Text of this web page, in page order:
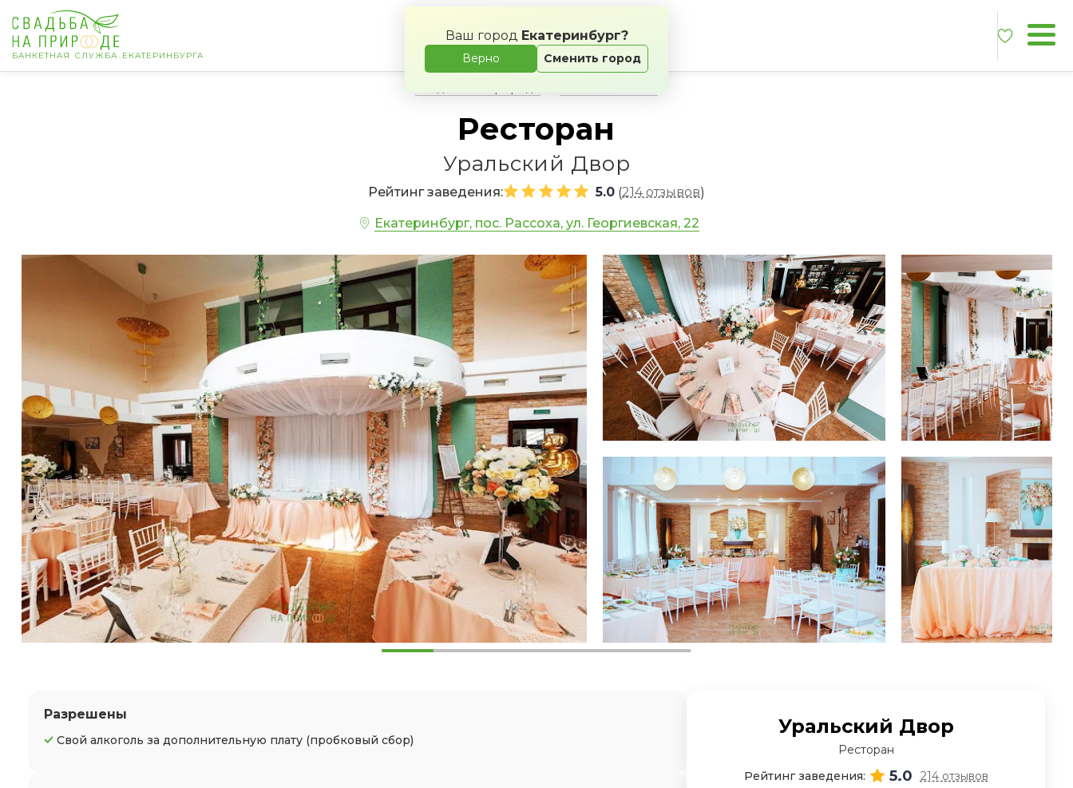
Ваш город Екатеринбург?
Верно Сменить город
БАНКЕТНАЯ СЛУЖБА ЕКАТЕРИНБУРГА
Выпускной
Новогодний корпоратив
Ресторан
Уральский Двор
Рейтинг заведения: 5.0 (214 отзывов)
Екатеринбург, пос. Рассоха, ул. Георгиевская, 22
Разрешены
Свой алкоголь за дополнительную плату (пробковый сбор)
Уральский Двор
Ресторан
Рейтинг заведения:
5.0
214 отзывов